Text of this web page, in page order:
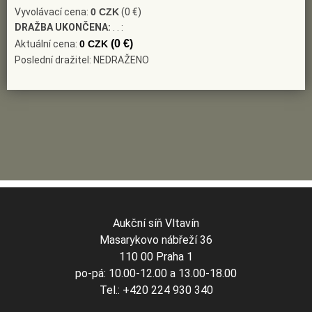
Vyvolávací cena: 0 CZK(0 €)
DRAŽBA UKONČENA: . . :
Aktuální cena: 0 CZK (0 €)
Poslední dražitel: NEDRAŽENO
Aukční síň Vltavín
Masarykovo nábřeží 36
110 00 Praha 1
po-pá: 10.00-12.00 a 13.00-18.00
Tel.: +420 224 930 340